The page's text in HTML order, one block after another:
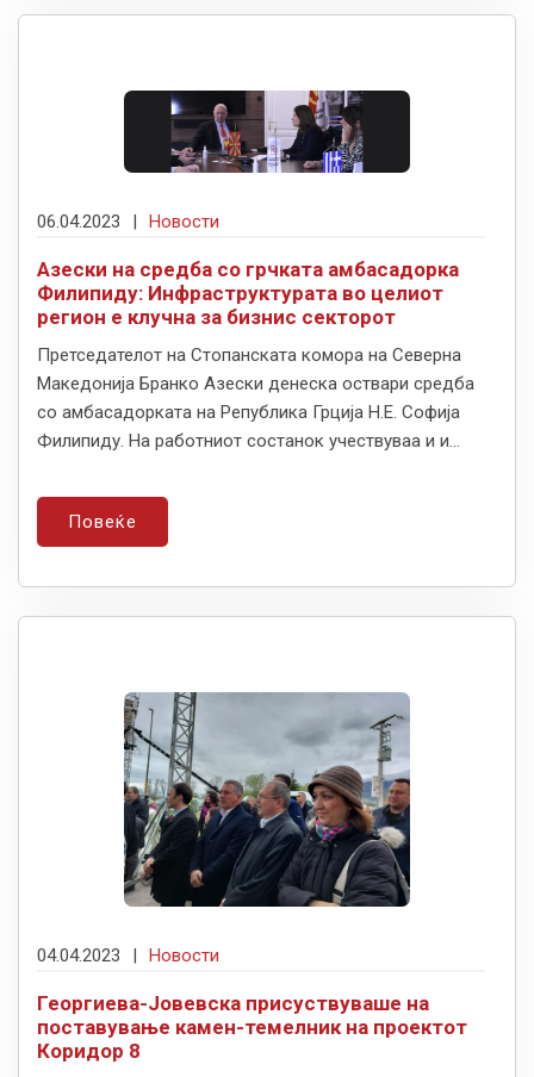
06.04.2023 | Новости
Азески на средба со грчката амбасадорка
Филипиду: Инфраструктурата во целиот
регион е клучна за бизнис секторот
Претседателот на Стопанската комора на Северна
Македонија Бранко Азески денеска оствари средба
со амбасадорката на Република Грција Н.Е. Софија
Филипиду. На работниот состанок учествуваа и и...
Повеќе
04.04.2023 | Новости
Георгиева-Јовевска присуствуваше на
поставување камен-темелник на проектот
Коридор 8